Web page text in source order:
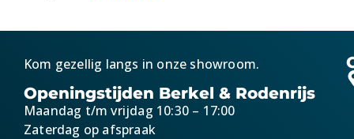
Kom gezellig langs in onze showroom.
Openingstijden Berkel & Rodenrijs
Maandag t/m vrijdag 10:30 – 17:00
Zaterdag op afspraak